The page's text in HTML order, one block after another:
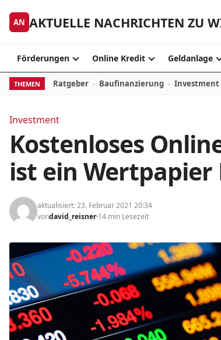
AN AKTUELLE NACHRICHTEN ZU
Förderungen Online Kredit Geldanlage
THEMEN Ratgeber Baufinanzierung Investment
Investment
Kostenloses
ist ein Wertpapier
aktualisiert: 23. Februar 2021 20:34
vondavid_reisner 14 min Lesezeit